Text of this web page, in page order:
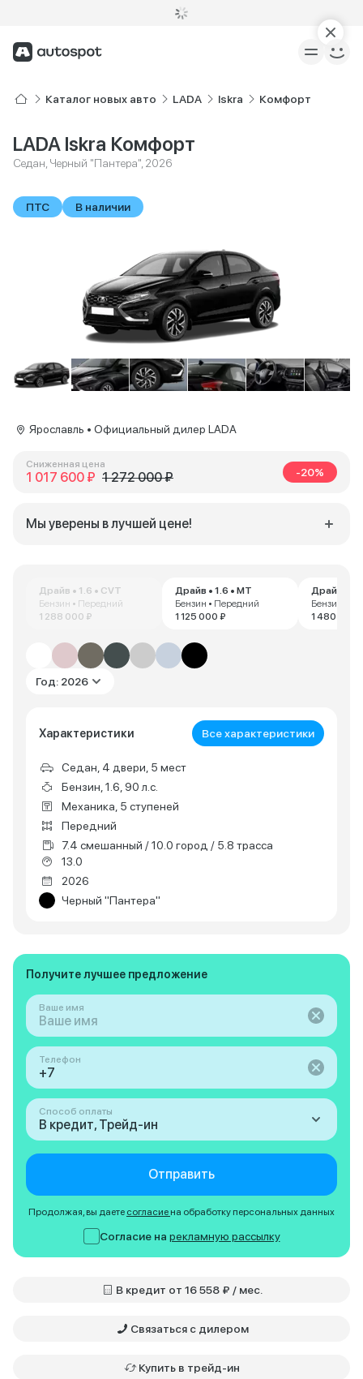
Каталог новых авто LADA Iskra Комфорт
LADA Iskra Комфорт
Седан, Черный "Пантера", 2026
ПТС В наличии
Драйв • 1.6 • CVT
Бензин • Передний
1 288 000 ₽
Драйв • 1.6 • MT
Бензин • Передний
1 125 000 ₽
Драйв •
Бензин •
1 480 000
Год: 2026
Характеристики Все характеристики
Седан, 4 двери, 5 мест
Бензин, 1.6, 90 л.с.
Механика, 5 ступеней
Передний
7.4 смешанный / 10.0 город / 5.8 трасса
13.0
2026
Черный "Пантера"
Ярославль • Официальный дилер LADA
Сниженная цена
1 017 600 ₽ 1 272 000 ₽ -20%
Мы уверены в лучшей цене!
Получите лучшее предложение
Ваше имя
Телефон
Способ оплаты
В кредит, Трейд-ин
Отправить
Продолжая, вы даете согласие на обработку персональных данных
Согласие на рекламную рассылку
В кредит от 16 558 ₽ / мес.
Связаться с дилером
Купить в трейд-ин